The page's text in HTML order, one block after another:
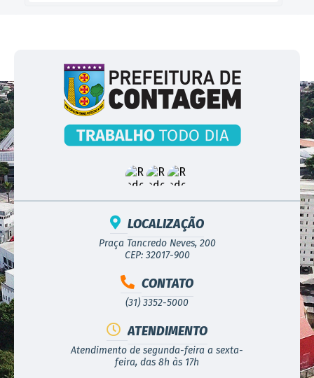
LOCALIZAÇÃO
Praça Tancredo Neves, 200
CEP: 32017-900
CONTATO
(31) 3352-5000
ATENDIMENTO
Atendimento de segunda-feira a sexta-
feira, das 8h às 17h